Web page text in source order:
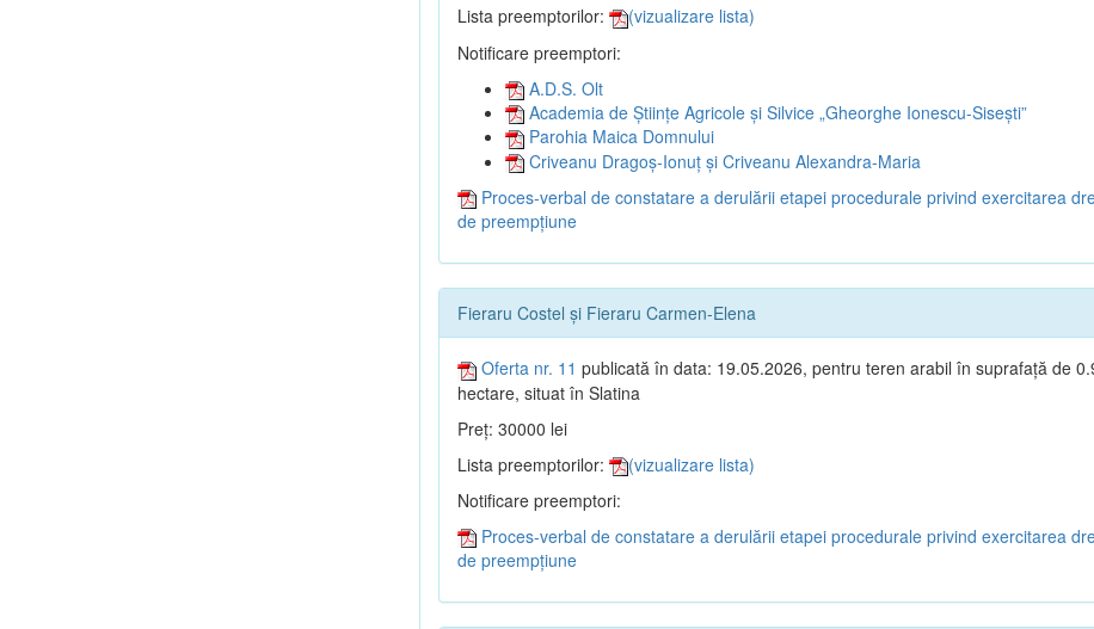
Lista preemptorilor:
(vizualizare lista)
Notificare preemptori:
A.D.S. Olt
Academia de Științe Agricole și Silvice „Gheorghe Ionescu-Sisești”
Parohia Maica Domnului
Criveanu Dragoș-Ionuț și Criveanu Alexandra-Maria
Proces-verbal de constatare a derulării etapei procedurale privind exercitarea
de preempțiune
Fieraru Costel și Fieraru Carmen-Elena
Oferta nr. 11 publicată în data: 19.05.2026, pentru teren arabil în suprafață de
hectare, situat în Slatina
Preț: 30000 lei
Lista preemptorilor:
(vizualizare lista)
Notificare preemptori:
Proces-verbal de constatare a derulării etapei procedurale privind exercitarea
de preempțiune